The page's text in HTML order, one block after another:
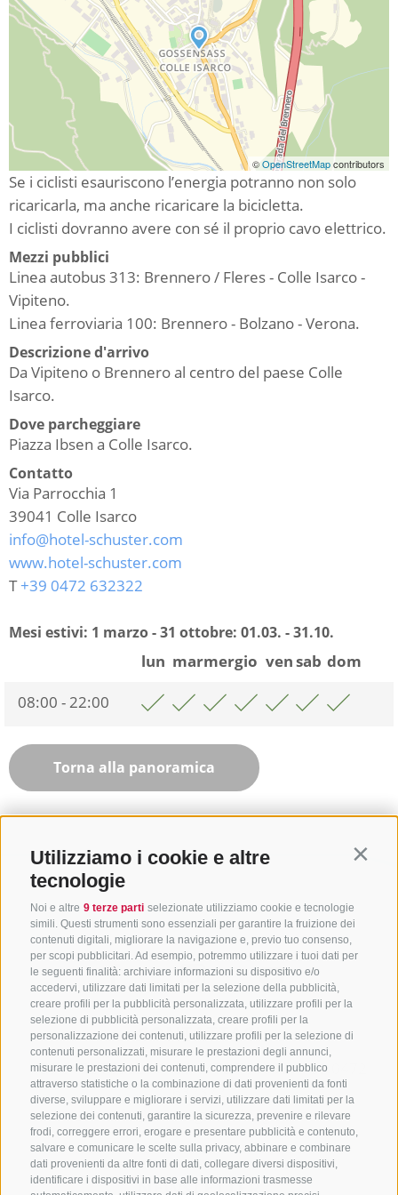
Utilizziamo i cookie e altre
tecnologie
Noi e altre 9 terze parti selezionate utilizziamo cookie e tecnologie
simili. Questi strumenti sono essenziali per garantire la fruizione dei
contenuti digitali, migliorare la navigazione e, previo tuo consenso,
per scopi pubblicitari. Ad esempio, potremmo utilizzare i tuoi dati per
le seguenti finalità: archiviare informazioni su dispositivo e/o
accedervi, utilizzare dati limitati per la selezione della pubblicità,
creare profili per la pubblicità personalizzata, utilizzare profili per la
selezione di pubblicità personalizzata, creare profili per la
personalizzazione dei contenuti, utilizzare profili per la selezione di
contenuti personalizzati, misurare le prestazioni degli annunci,
misurare le prestazioni dei contenuti, comprendere il pubblico
attraverso statistiche o la combinazione di dati provenienti da fonti
diverse, sviluppare e migliorare i servizi, utilizzare dati limitati per la
selezione dei contenuti, garantire la sicurezza, prevenire e rilevare
frodi, correggere errori, erogare e presentare pubblicità e contenuto,
salvare e comunicare le scelte sulla privacy, abbinare e combinare
dati provenienti da altre fonti di dati, collegare diversi dispositivi,
identificare i dispositivi in base alle informazioni trasmesse
©OpenStreetMapcontributors
Se i ciclisti esauriscono l’energia potranno non solo
ricaricarla, ma anche ricaricare la bicicletta.
I ciclisti dovranno avere con sé il proprio cavo elettrico.
Mezzi pubblici
Linea autobus 313: Brennero / Fleres - Colle Isarco -
Vipiteno.
Linea ferroviaria 100: Brennero - Bolzano - Verona.
Descrizione d'arrivo
Da Vipiteno o Brennero al centro del paese Colle
Isarco.
Dove parcheggiare
Piazza Ibsen a Colle Isarco.
Contatto
Via Parrocchia 1
39041 Colle Isarco
info@hotel-schuster.com
www.hotel-schuster.com
T+39 0472 632322
Mesi estivi: 1 marzo - 31 ottobre: 01.03. - 31.10.
lun marmergio vensab dom
08:00 - 22:00
Torna alla panoramica
CONTATTACI
+39 0472 765325/+39 0472 760608/+39 0472
632372
info@sterzing-ratschings.it
NEWSLETTER